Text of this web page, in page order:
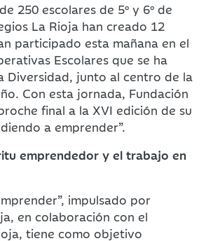
250 escolares de 5º y 6º de
La Rioja han creado 12
participado esta mañana en el
Escolares que se ha
Diversidad, junto al centro de la
Con esta jornada, Fundación
final a la XVI edición de su
a emprender”.
emprendedor y el trabajo en
impulsado por
en colaboración con el
tiene como objetivo